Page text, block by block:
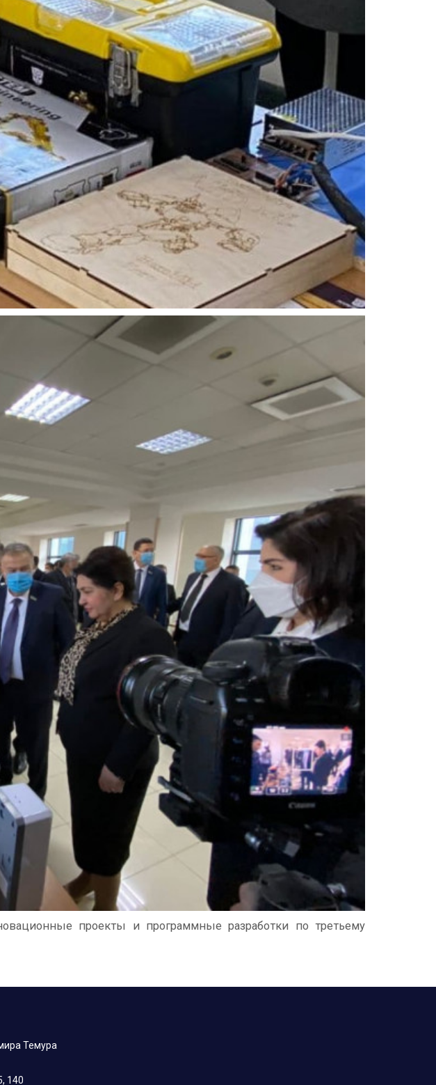
проекты и программные разработки по третьему
Темура
140